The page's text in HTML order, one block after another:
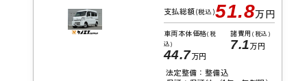
支払総額(税込)51.8万円
車両本体価格(税
込)
44.7万円
諸費用 (税込)
7.1万円
法定整備：整備込